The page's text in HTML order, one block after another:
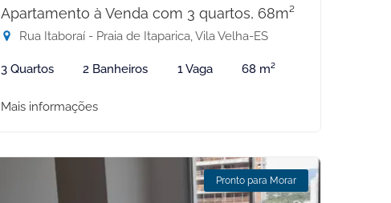
Apartamento à Venda com 3 quartos, 68m²
Rua Itaboraí - Praia de Itaparica, Vila Velha-ES
3 Quartos 2 Banheiros 1 Vaga 68 m²
Mais informações
Pronto para Morar